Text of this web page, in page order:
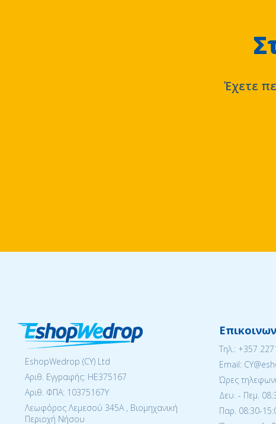
Έχετε
EshopWedrop (CY) Ltd
Αριθ. Εγγραφής: ΗΕ375167
Αριθ. ΦΠΑ: 10375167Y
Λεωφόρος Λεμεσού 345Α , Βιομηχανική
Περιοχή Νήσου
Tηλ.: +357
Email:
Ώρες
Δευ. - Πεμ.
Παρ. 08:30-